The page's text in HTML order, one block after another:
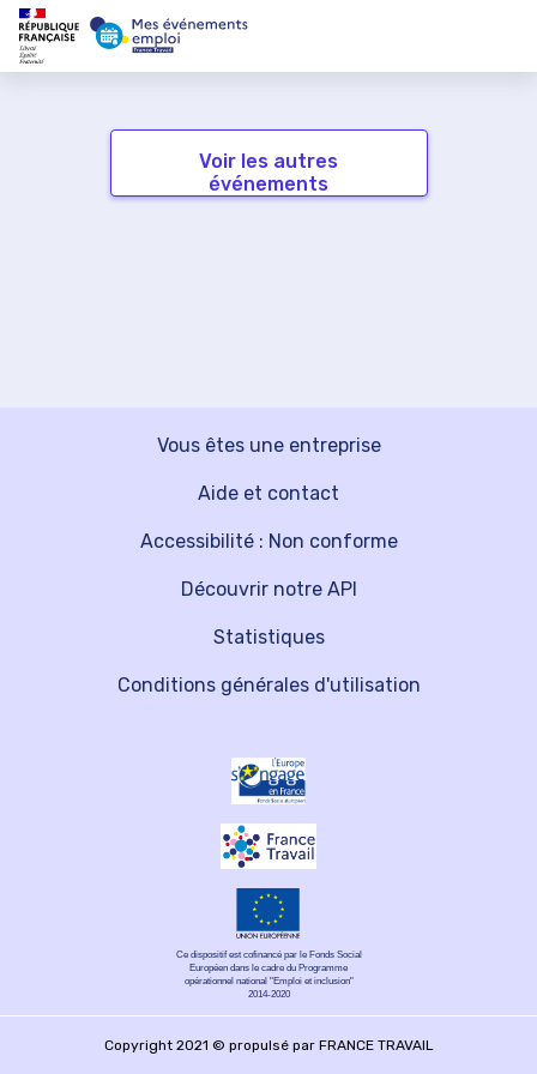
Voir les autres
événements
Vous êtes une entreprise
Découvrir notre API
Aide et contact
Statistiques
Accessibilité : Non conforme
Conditions générales d'utilisation
Ce dispositif est cofinancé par le Fonds Social
Européen dans le cadre du Programme
opérationnel national "Emploi et inclusion"
2014-2020
Copyright 2021 © propulsé par FRANCE TRAVAIL